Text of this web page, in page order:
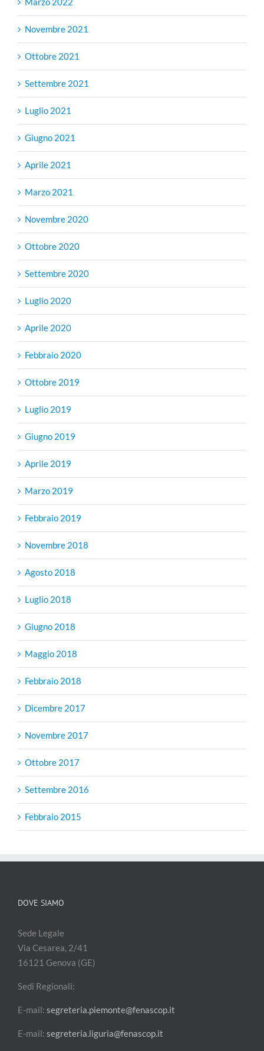
Novembre 2021
Ottobre 2021
Settembre 2021
Luglio 2021
Giugno 2021
Aprile 2021
Marzo 2021
Novembre 2020
Ottobre 2020
Settembre 2020
Luglio 2020
Aprile 2020
Febbraio 2020
Ottobre 2019
Luglio 2019
Giugno 2019
Aprile 2019
Marzo 2019
Febbraio 2019
Novembre 2018
Agosto 2018
Luglio 2018
Giugno 2018
Maggio 2018
Febbraio 2018
Dicembre 2017
Novembre 2017
Ottobre 2017
Settembre 2016
Febbraio 2015
DOVE SIAMO
Sede Legale
Via Cesarea, 2/41
16121 Genova (GE)
Sedi Regionali:
E-mail: segreteria.piemonte@fenascop.it
E-mail: segreteria.liguria@fenascop.it